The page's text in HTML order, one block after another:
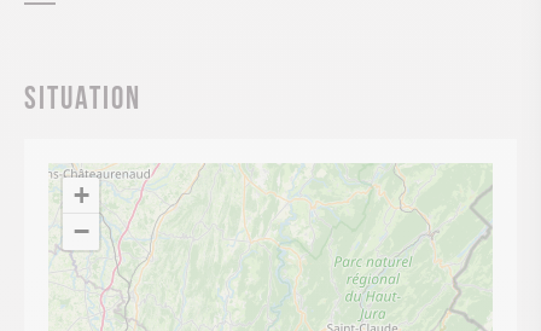
Situation
+
−